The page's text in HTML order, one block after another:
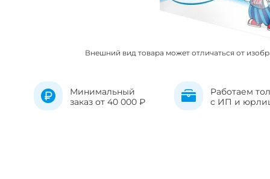
Внешний вид товара может отличаться от
Минимальный
заказ от 40 000 ₽
Работаем
с ИП и